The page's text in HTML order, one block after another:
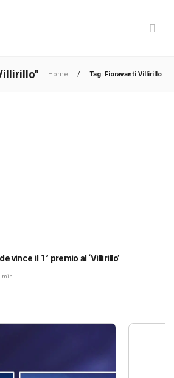
Home / Tag: Fioravanti Villirillo
vince il 1° premio al ‘Villirillo’
min